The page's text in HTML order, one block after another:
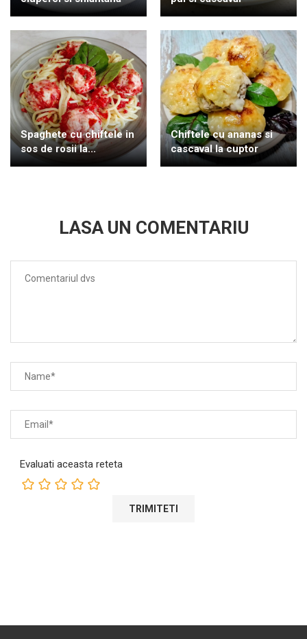
Spaghete cu chiftele in
sos de rosii la...
Chiftele cu ananas si
cascaval la cuptor
LASA UN COMENTARIU
Evaluati aceasta reteta